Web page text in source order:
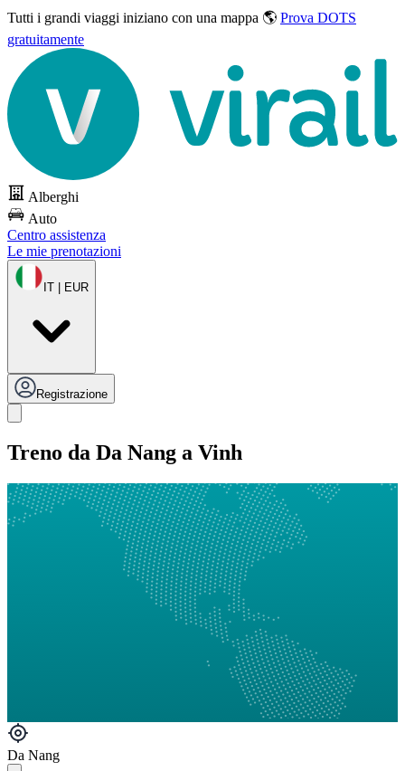
Tutti i grandi viaggi iniziano con una mappa 🌎 Prova DOTS
gratuitamente
Alberghi
Auto
Centro assistenza
Le mie prenotazioni
IT | EUR
Registrazione
Treno da Da Nang a Vinh
Da Nang